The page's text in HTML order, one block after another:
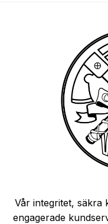
Vår integritet, säkra
engagerade